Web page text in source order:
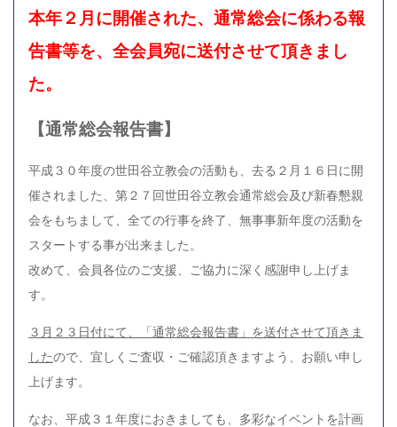
本年２月に開催された、通常総会に係わる報
告書等を、全会員宛に送付させて頂きまし
た。
【通常総会報告書】
平成３０年度の世田谷立教会の活動も、去る２月１６日に開
催されました、第２７回世田谷立教会通常総会及び新春懇親
会をもちまして、全ての行事を終了、無事事新年度の活動を
スタートする事が出来ました。
改めて、会員各位のご支援、ご協力に深く感謝申し上げま
す。
３月２３日付にて、「通常総会報告書」を送付させて頂きま
したので、宜しくご査収・ご確認頂きますよう、お願い申し
上げます。
なお、平成３１年度におきましても、多彩なイベントを計画